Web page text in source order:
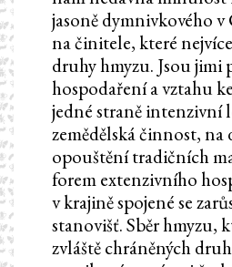
jasoně dymnivkového v
na činitele, které
druhy hmyzu. Jsou jimi
hospodaření a vztahu
jedné straně intenzivní
zemědělská činnost, na
opouštění tradičních
forem extenzivního
v krajině spojené se
stanovišť. Sběr hmyzu,
zvláště chráněných